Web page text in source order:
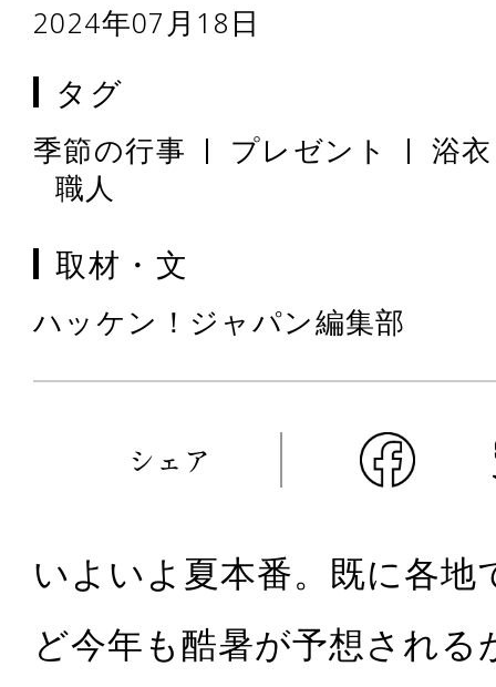
2024年07月18日
タグ
季節の行事 プレゼント
浴衣
職人
取材・文
ハッケン！ジャパン編集部
シェア
いよいよ夏本番。既に各地
ど今年も酷暑が予想され